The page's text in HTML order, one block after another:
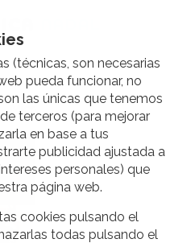
Microneedling
(técnicas, son necesarias
pueda funcionar, no
las únicas que tenemos
terceros (para mejorar
en base a tus
publicidad ajustada a
personales) que
página web.
cookies pulsando el
todas pulsando el